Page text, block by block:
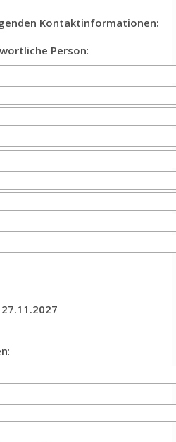
Kontaktinformationen:
Person:
27.11.2027
: